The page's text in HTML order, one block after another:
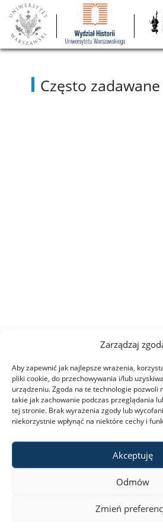
Zarządzaj
Aby zapewnić jak najlepsze wrażenia,
pliki cookie, do przechowywania i/lub
urządzeniu. Zgoda na te technologie pozwoli
takie jak zachowanie podczas przeglądania
tej stronie. Brak wyrażenia zgody lub
niekorzystnie wpłynąć na niektóre cechy i
Akceptuję
Odmów
Zmień
Często
Obsługa strony